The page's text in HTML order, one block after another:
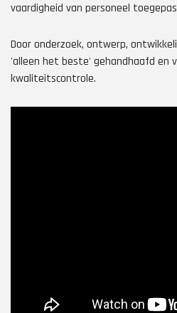
vaardigheid van personeel
Door onderzoek, ontwerp,
'alleen het beste' gehandhaafd en
kwaliteitscontrole.